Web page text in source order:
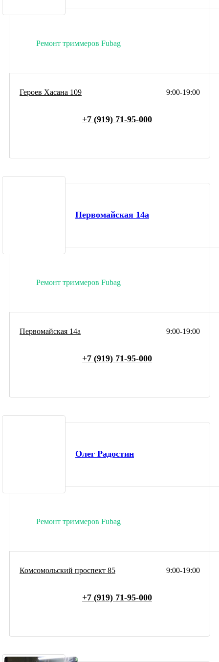
Ремонт триммеров Fubag
9:00-19:00
Героев Хасана 109
+7 (919) 71-95-000
Первомайская 14а
Ремонт триммеров Fubag
9:00-19:00
Первомайская 14а
+7 (919) 71-95-000
Олег Радостин
Ремонт триммеров Fubag
9:00-19:00
Комсомольский проспект 85
+7 (919) 71-95-000